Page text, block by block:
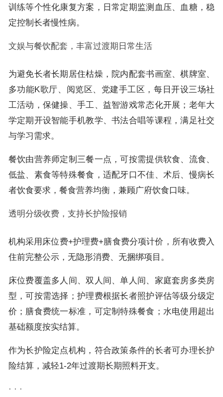
训练等个性化康复方案，日常定期监测血压、血糖，稳
定控制长者慢性病。
文娱与餐饮配套，丰富过渡期日常生活
为避免长者长期居住枯燥，院内配套书画室、棋牌室、
多功能K歌厅、阅览区、党建手工区，每日开设三场社
工活动，保健操、手工、益智游戏常态化开展；老年大
学定期开设智能手机教学、书法合唱等课程，满足社交
与学习需求。
餐饮由营养师定制三餐一点，可按需提供软食、流食、
低盐、素食等特殊餐食，适配牙口不佳、术后、慢病长
者饮食要求，餐食营养均衡，兼顾广府饮食口味。
透明分级收费，支持长护险报销
机构采用床位费+护理费+膳食费分项计价，所有收费入
住前完整公示，无隐形消费、无捆绑项目。
床位费覆盖多人间、双人间、单人间、家庭套房多类房
型，可按需选择；护理费根据长者照护评估等级分级定
价；膳食费统一标准，可定制特殊餐食；水电使用超出
基础额度按实结算。
作为长护险定点机构，符合政策条件的长者可办理长护
险结算，减轻1-2年过渡期长期照料开支。
· · ·